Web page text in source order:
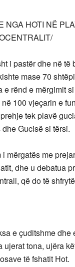
NGA HOTI NË
i pastër dhe në të
mase 70
rënd e mërgimit
100 vjeçarin e
tek plavë
Gucisë si tërsi.
mërgatës me
dhe u debatua
që do të
e çuditshme
tona, ujëra
të fshatit Hot.